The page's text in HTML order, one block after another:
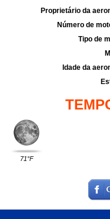
Proprietário da
Número de
Tipo de
Idade da
71°F